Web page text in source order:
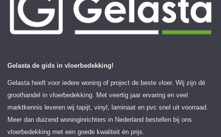
Gelasta de gids in vloerbedekking!
Gelasta heeft voor iedere woning of project de beste vloer. Wij zijn dé
groothandel in vloerbedekking. Met veertig jaar ervaring en veel
marktkennis leveren wij tapijt, vinyl, laminaat en pvc snel uit voorraad.
Meer dan duizend woninginrichters in Nederland bestellen bij ons
vloerbedekking met een goede kwaliteit én prijs.